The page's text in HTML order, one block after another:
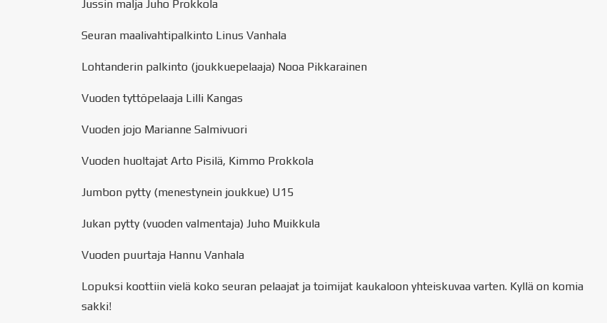
Jussin malja Juho Prokkola
Seuran maalivahtipalkinto Linus Vanhala
Lohtanderin palkinto (joukkuepelaaja) Nooa Pikkarainen
Vuoden tyttöpelaaja Lilli Kangas
Vuoden jojo Marianne Salmivuori
Vuoden huoltajat Arto Pisilä, Kimmo Prokkola
Jumbon pytty (menestynein joukkue) U15
Jukan pytty (vuoden valmentaja) Juho Muikkula
Vuoden puurtaja Hannu Vanhala
Lopuksi koottiin vielä koko seuran pelaajat ja toimijat kaukaloon yhteiskuvaa varten. Kyllä on komia
sakki!